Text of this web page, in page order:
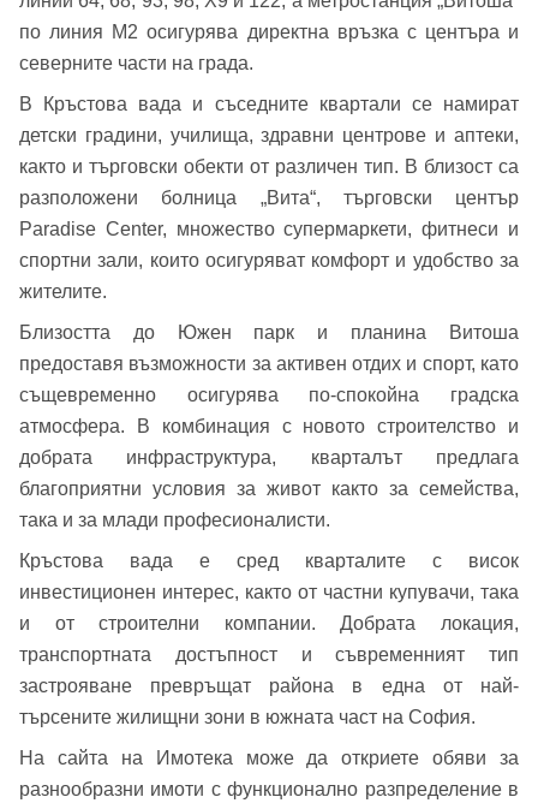
Имейл Адрес
Парола
Вход
Вход като гост
или използвай профил
Вход с Facebook
по линия М2 осигурява директна връзка с центъра и
северните части на града.
В Кръстова вада и съседните квартали се намират
детски градини, училища, здравни центрове и аптеки,
както и търговски обекти от различен тип. В близост са
разположени болница „Вита“, търговски център
Paradise Center, множество супермаркети, фитнеси и
спортни зали, които осигуряват комфорт и удобство за
жителите.
Близостта до Южен парк и планина Витоша
предоставя възможности за активен отдих и спорт, като
същевременно осигурява по-спокойна градска
атмосфера. В комбинация с новото строителство и
добрата инфраструктура, кварталът предлага
благоприятни условия за живот както за семейства,
така и за млади професионалисти.
Кръстова вада е сред кварталите с висок
инвестиционен интерес, както от частни купувачи, така
и от строителни компании. Добрата локация,
транспортната достъпност и съвременният тип
застрояване превръщат района в една от най-
търсените жилищни зони в южната част на София.
На сайта на Имотека може да откриете обяви за
разнообразни имоти с функционално разпределение в
Имейл адрес*
▼
Заяви оглед
Вашето запитване стигна до нас. Ще
се обадим възможно най-бързо.